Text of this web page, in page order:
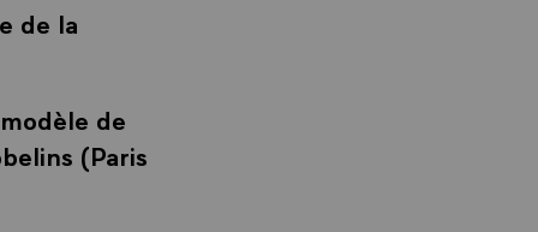
de la
de
(Paris